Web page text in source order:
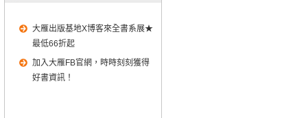
大雁出版基地X博客來全書系展★
最低66折起
加入大雁FB官網，時時刻刻獲得
好書資訊！